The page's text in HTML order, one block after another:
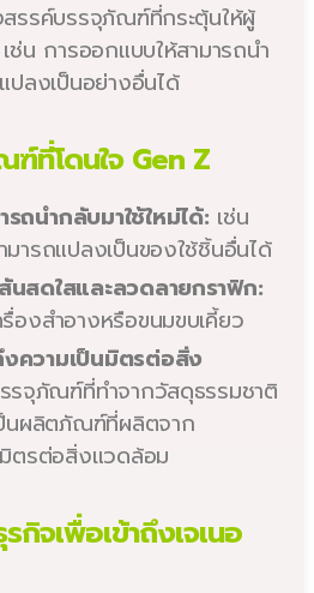
สรรค์บรรจุภัณฑ์ที่กระตุ้นให้ผู้
ช่น การออกแบบให้สามารถนำ
ปลงเป็นอย่างอื่นได้
ที่โดนใจ Gen Z
ถนำกลับมาใช้ใหม่ได้: เช่น
ารถแปลงเป็นของใช้ชิ้นอื่นได้
สดใสและลวดลายกราฟิก:
องสำอางหรือขนมขบเคี้ยว
ความเป็นมิตรต่อสิ่ง
รจุภัณฑ์ที่ทำจากวัสดุธรรมชาติ
ป็นผลิตภัณฑ์ที่ผลิตจาก
ตรต่อสิ่งแวดล้อม
กิจเพื่อเข้าถึงเจเนอ